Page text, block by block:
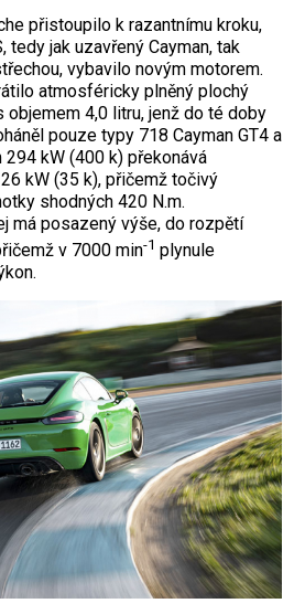
přistoupilo k razantnímu kroku,
tedy jak uzavřený Cayman, tak
vybavilo novým motorem.
atmosféricky plněný plochý
4,0 litru, jenž do té doby
pouze typy 718 Cayman GT4 a
294 kW (400 k) překonává
kW (35 k), přičemž točivý
shodných 420 N.m.
má posazený výše, do rozpětí
v 7000 min-1 plynule